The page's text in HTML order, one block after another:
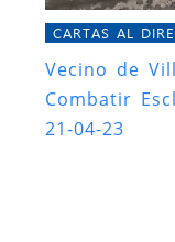
CARTAS AL
Vecino de
Combatir
21-04-23